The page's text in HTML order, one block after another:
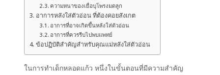
ความหนาของเยื่อบุโพรงมดลูก
อาการหลังใส่ตัวอ่อน ที่ต้องคอยสังเกต
อาการที่อาจเกิดขึ้นหลังใส่ตัวอ่อน
อาการที่ควรรีบไปพบแพทย์
ข้อปฏิบัติสำคัญสำหรับคุณแม่หลังใส่ตัวอ่อน
ในการทำเด็กหลอดแก้ว หนึ่งในขั้นตอนที่มีความสำคัญ